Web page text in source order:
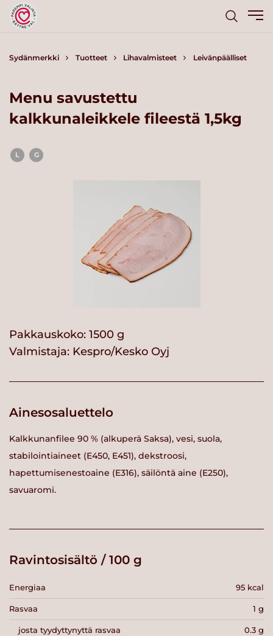
Sydänmerkki Tuotteet Lihavalmisteet Leivänpäälliset
Menu savustettu
kalkkunaleikkele fileestä 1,5kg
L G
Pakkauskoko: 1500 g
Valmistaja: Kespro/Kesko Oyj
Ainesosaluettelo
Kalkkunanfilee 90 % (alkuperä Saksa), vesi, suola,
stabilointiaineet (E450, E451), dekstroosi,
hapettumisenestoaine (E316), säilöntä aine (E250),
savuaromi.
Ravintosisältö / 100 g
Energiaa 95 kcal
Rasvaa 1 g
josta tyydyttynyttä rasvaa 0.3 g